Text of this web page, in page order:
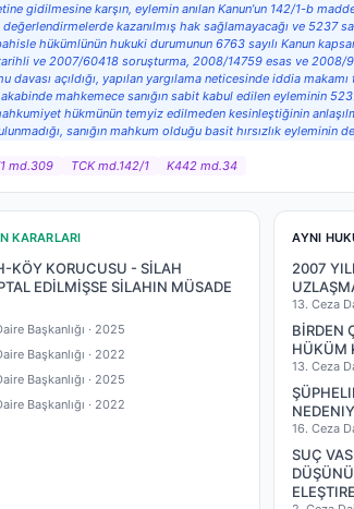
gidilmesine karşın, eylemin anılan Kanun’un 142/1-b
kazanılmış hak sağlamayacağı ve 5237
hükümlünün hukuki durumunun 6763 sayılı Kanun
ve 2007/60418 soruşturma, 2008/14759 esas ve 2008/
açıldığı, yapılan yargılama neticesinde iddia makamı
mahkemece sanığın sabit kabul edilen eyleminin
hükmünün temyiz edilmeden kesinleştiğinin
sanığın mahkum olduğu basit hırsızlık eyleminin
md.309 TCK md.142/1 K442 md.34
KARARLARI
KÖY KORUCUSU - SİLAH
EDİLMİŞSE SİLAHIN MÜSADE
Başkanlığı · 2025
Başkanlığı · 2022
Başkanlığı · 2025
Başkanlığı · 2022
AYNI
2007
13. Ceza
BİRDEN
HÜKÜM
13. Ceza
16. Ceza
SUÇ